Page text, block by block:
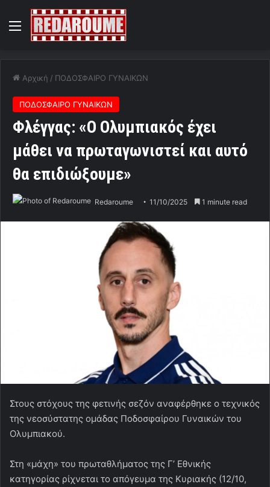
Menu
Αρχική / ΠΟΔΟΣΦΑΙΡΟ ΓΥΝΑΙΚΩΝ
ΠΟΔΟΣΦΑΙΡΟ ΓΥΝΑΙΚΩΝ
Φλέγγας: «Ο Ολυμπιακός έχει
μάθει να πρωταγωνιστεί και αυτό
θα επιδιώξουμε»
Redaroume 11/10/2025 1 minute read
Στους στόχους της φετινής σεζόν αναφέρθηκε ο τεχνικός
της νεοσύστατης ομάδας Ποδοσφαίρου Γυναικών του
Ολυμπιακού.
Στη «μάχη» του πρωταθλήματος της Γ’ Εθνικής
κατηγορίας ρίχνεται το απόγευμα της Κυριακής (12/10,